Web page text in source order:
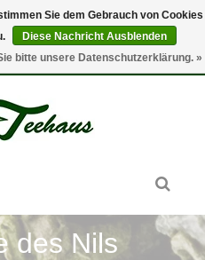
des Nils
Sie dem Gebrauch von Cookies
Diese Nachricht Ausblenden
bitte unsere Datenschutzerklärung. »